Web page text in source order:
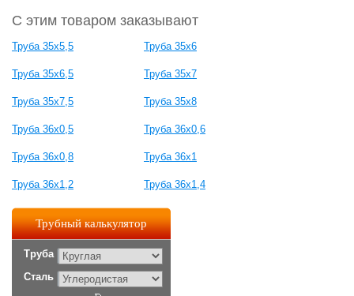
С этим товаром заказывают
Труба 35х5,5 Труба 35х6
Труба 35х6,5 Труба 35х7
Труба 35х7,5 Труба 35х8
Труба 36x0,5 Труба 36x0,6
Труба 36x0,8 Труба 36x1
Труба 36x1,2 Труба 36x1,4
Трубный калькулятор
Труба
Сталь